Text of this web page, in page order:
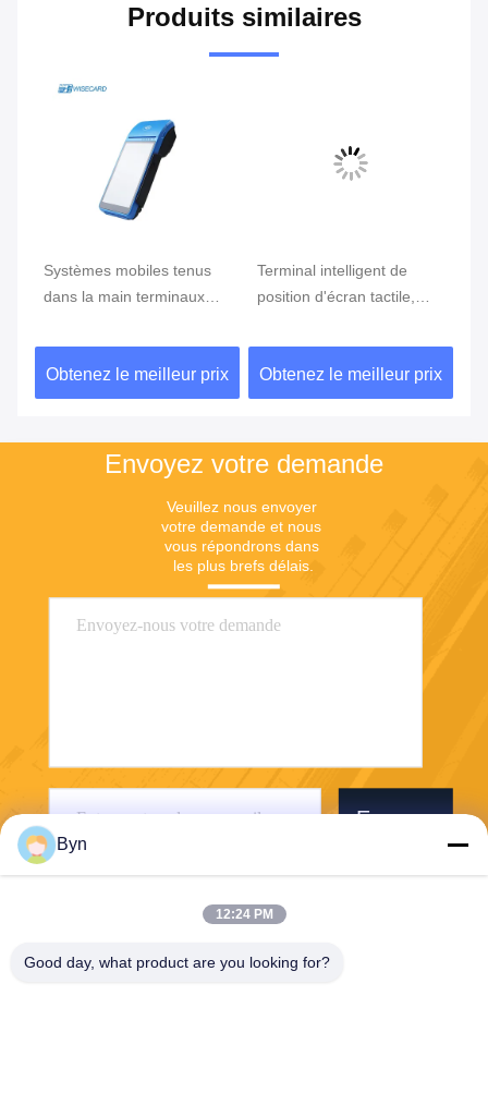
Produits similaires
Systèmes mobiles tenus
dans la main terminaux
position du BORD GPRS
5800mAh de position de
NFC de FBI
Obtenez le meilleur prix
Terminal intelligent de
position d'écran tactile,
lecteur d'empreintes
digitales
Obtenez le meilleur prix
Envoyez votre demande
Veuillez nous envoyer
votre demande et nous
vous répondrons dans
les plus brefs délais.
Envoyer
Byn
12:24 PM
Good day, what product are you looking for?